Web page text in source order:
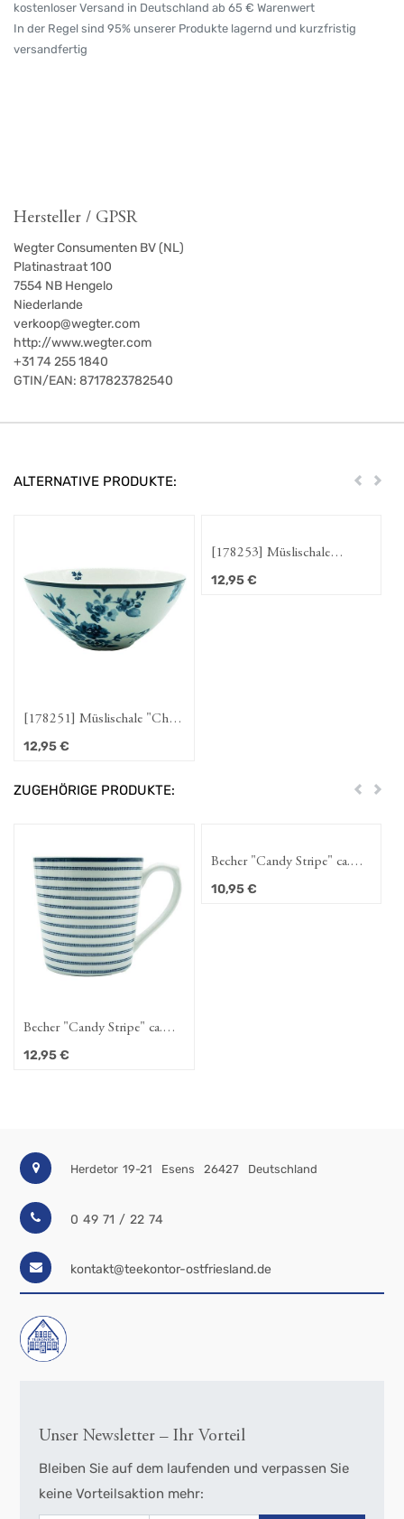
kostenloser Versand in Deutschland ab 65 € Warenwert
In der Regel sind 95% unserer Produkte lagernd und kurzfristig
versandfertig
Hersteller / GPSR
Wegter Consumenten BV (NL)
Platinastraat 100
7554 NB Hengelo
Niederlande
verkoop@wegter.com
http://www.wegter.com
+31 74 255 1840
GTIN/EAN: 8717823782540
ALTERNATIVE PRODUKTE: Zurück
[178251] Müslischale "China
Rose" 16 cm
12,95€
[178253] Müslischale
"Floris" 16 cm
12,95€
ZUGEHÖRIGE PRODUKTE: Zurück
Becher "Candy Stripe" ca.
32cl
12,95€
Becher "Candy Stripe" ca.
22cl
10,95€
Herdetor 19-21 Esens 26427 Deutschland
0 49 71 / 22 74
kontakt@teekontor-ostfriesland.de
Unser Newsletter – Ihr Vorteil
Bleiben Sie auf dem laufenden und verpassen Sie
keine Vorteilsaktion mehr: